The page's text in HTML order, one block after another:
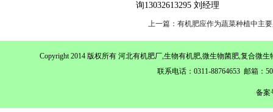
询13032613295 刘经理
上一篇：有机肥应作为蔬菜种植中主
Copyright 2014 版权所有 河北有机肥厂,生物有机肥,微生物菌肥,复合
联系电话：0311-88764653 邮箱：
备案